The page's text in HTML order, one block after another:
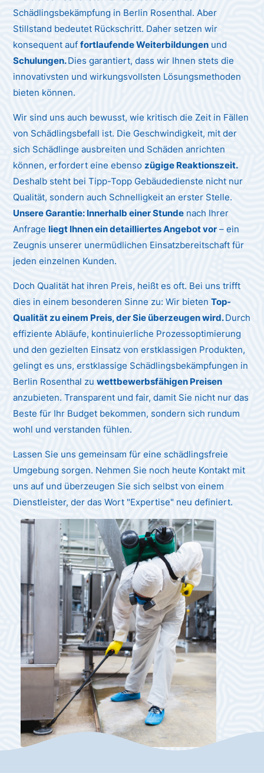
Schädlingsbekämpfung in Berlin Rosenthal. Aber
Stillstand bedeutet Rückschritt. Daher setzen wir
konsequent auffortlaufende Weiterbildungen und
Schulungen.Dies garantiert, dass wir Ihnen stets die
innovativsten und wirkungsvollsten Lösungsmethoden
bieten können.
Wir sind uns auch bewusst, wie kritisch die Zeit in Fällen
von Schädlingsbefall ist. Die Geschwindigkeit, mit der
sich Schädlinge ausbreiten und Schäden anrichten
können, erfordert eine ebensozügige Reaktionszeit.
Deshalb steht bei Tipp-Topp Gebäudedienste nicht nur
Qualität, sondern auch Schnelligkeit an erster Stelle.
Unsere Garantie: Innerhalb einer Stunde nach Ihrer
Anfrage liegt Ihnen ein detailliertes Angebot vor – ein
Zeugnis unserer unermüdlichen Einsatzbereitschaft für
jeden einzelnen Kunden.
Doch Qualität hat ihren Preis, heißt es oft. Bei uns trifft
dies in einem besonderen Sinne zu: Wir bietenTop-
Qualität zu einem Preis, der Sie überzeugen wird.Durch
effiziente Abläufe, kontinuierliche Prozessoptimierung
und den gezielten Einsatz von erstklassigen Produkten,
gelingt es uns, erstklassige Schädlingsbekämpfungen in
Berlin Rosenthal zuwettbewerbsfähigen Preisen
anzubieten. Transparent und fair, damit Sie nicht nur das
Beste für Ihr Budget bekommen, sondern sich rundum
wohl und verstanden fühlen.
Lassen Sie uns gemeinsam für eine schädlingsfreie
Umgebung sorgen. Nehmen Sie noch heute Kontakt mit
uns auf und überzeugen Sie sich selbst von einem
Dienstleister, der das Wort "Expertise" neu definiert.